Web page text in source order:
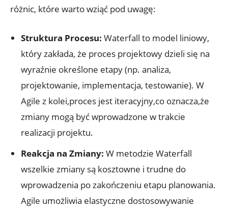
różnic, które warto wziąć pod uwagę:
Struktura Procesu: Waterfall to model liniowy,
który zakłada, że proces projektowy dzieli się na
wyraźnie określone etapy (np. analiza,
projektowanie, implementacja, testowanie). W
Agile z kolei,proces jest iteracyjny,co oznacza,że
zmiany mogą być wprowadzone w trakcie
realizacji projektu.
Reakcja na Zmiany: W metodzie Waterfall
wszelkie zmiany są kosztowne i trudne do
wprowadzenia po zakończeniu etapu planowania.
Agile umożliwia elastyczne dostosowywanie